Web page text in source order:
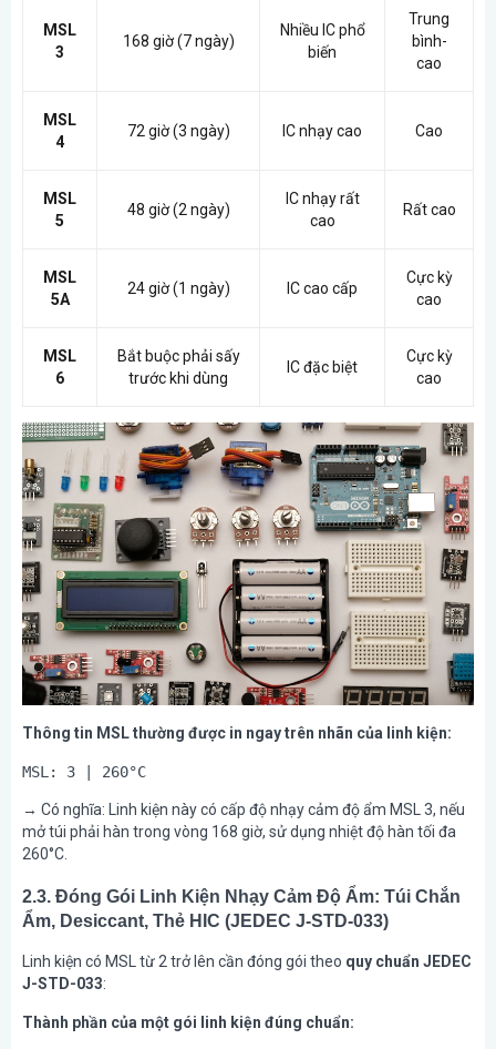
MSL
3
168 giờ (7 ngày)
Nhiều IC phổ
biến
Trung
bình-
cao
MSL
4
72 giờ (3 ngày) IC nhạy cao Cao
MSL
5
48 giờ (2 ngày)
IC nhạy rất
cao
Rất cao
MSL
5A
24 giờ (1 ngày) IC cao cấp
Cực kỳ
cao
MSL
6
Bắt buộc phải sấy
trước khi dùng
IC đặc biệt
Cực kỳ
cao
Thông tin MSL thường được in ngay trên nhãn của linh kiện:
→ Có nghĩa: Linh kiện này có cấp độ nhạy cảm độ ẩm MSL 3, nếu
mở túi phải hàn trong vòng 168 giờ, sử dụng nhiệt độ hàn tối đa
260°C.
2.3. Đóng Gói Linh Kiện Nhạy Cảm Độ Ẩm: Túi Chắn
Ẩm, Desiccant, Thẻ HIC (JEDEC J-STD-033)
Linh kiện có MSL từ 2 trở lên cần đóng gói theo quy chuẩn JEDEC
J-STD-033:
Thành phần của một gói linh kiện đúng chuẩn: